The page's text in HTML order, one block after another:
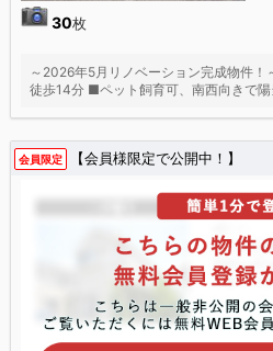
30枚
～2026年5月リノベーション完成物件
徒歩14分 ■ペット飼育可、南西向きで
会員限定 【会員様限定で公開中！】